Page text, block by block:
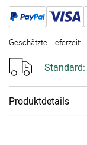
Geschätzte Lieferzeit:
Standard:
Produktdetails